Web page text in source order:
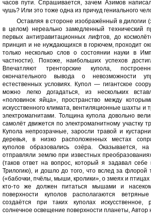
часов пути. Спрашивается, зачем Азимов
чушь? Или это тоже одна из причуд гениального
Оставляя в стороне изображённый в дилогии
в целом) нереально замедленный технический
первых антигравитационных лифтов, до
принцип и не нуждающихся в горючем, проходит
только несколько слов о состоянии науки в
частности). Похоже, наибольших успехов
Впечатляют тренторские купола,
окончательного вывода о невозможности
естественных условиях. Купол — гигантское
можно легко догадаться, из нескольких
«половинок яйца», пространство между
искусственного климата, вентиляционные шахты и
электромагнитами. Толщина купола довольно
самолёт движется по электромагнитному участку
Купола непрозрачные, заросли травой и
деревья, в низко расположенных местах
куполов образовались озёра. Оказывается, на
отправляли землю при известных
(таков ответ на вопрос, который я задавал
Трилогию), и дошло до того, что вслед за флорой
(«бабочки, пчёлы, мыши, кролики», о змеях и
кто-то же должен питаться мышами и
поверхности куполов располагаются
создаётся при таких куполах искусственное,
солнечное освещение поверхности планеты, Автор